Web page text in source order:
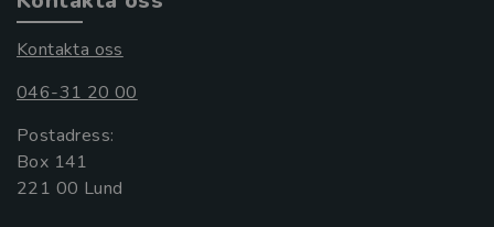
Kontakta oss
046-31 20 00
Postadress:
Box 141
221 00 Lund